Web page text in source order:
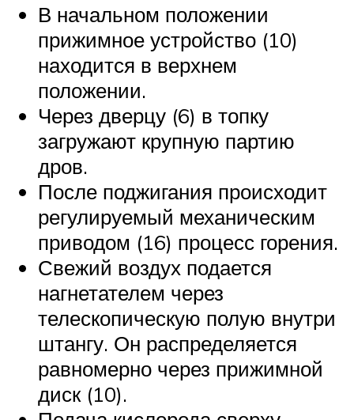
В начальном положении
прижимное устройство (10)
находится в верхнем
положении.
Через дверцу (6) в топку
загружают крупную партию
дров.
После поджигания происходит
регулируемый механическим
приводом (16) процесс горения.
Свежий воздух подается
нагнетателем через
телескопическую полую внутри
штангу. Он распределяется
равномерно через прижимной
диск (10).